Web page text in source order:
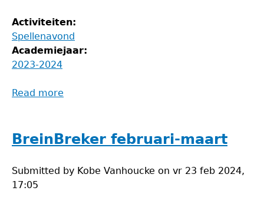
Activiteiten:
Spellenavond
Academiejaar:
2023-2024
Read more
avond
BreinBreker februari-maart
Submitted by Kobe Vanhoucke on vr 23 feb 2024,
17:05